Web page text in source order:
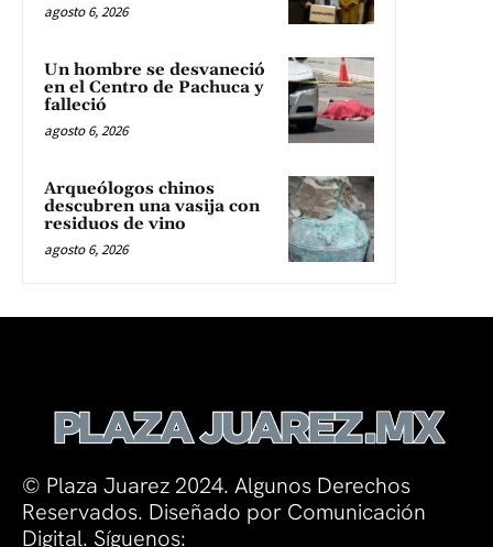
agosto 6, 2026
Un hombre se desvaneció
en el Centro de Pachuca y
falleció
agosto 6, 2026
Arqueólogos chinos
descubren una vasija con
residuos de vino
agosto 6, 2026
© Plaza Juarez 2024. Algunos Derechos
Reservados. Diseñado por Comunicación
Digital. Síguenos: